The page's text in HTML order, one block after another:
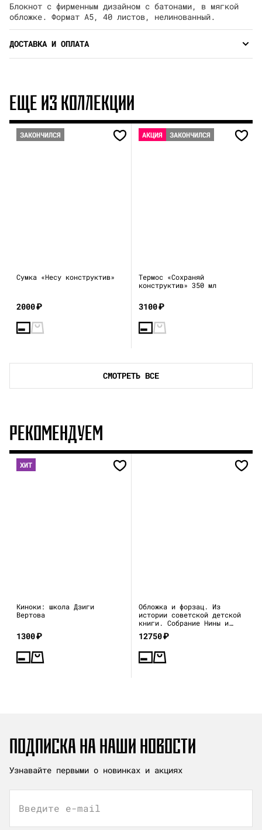
Блокнот с фирменным дизайном с батонами, в мягкой
обложке. Формат А5, 40 листов, нелинованный.
ДОСТАВКА И ОПЛАТА
ЕЩЕ ИЗ КОЛЛЕКЦИИ
ЗАКОНЧИЛСЯ
Сумка «Несу конструктив»
2000₽
АКЦИЯ ЗАКОНЧИЛСЯ
Термос «Сохраняй
конструктив» 350 мл
3100₽
СМОТРЕТЬ ВСЕ
РЕКОМЕНДУЕМ
ХИТ
Киноки: школа Дзиги
Вертова
1300₽
Обложка и форзац. Из
истории советской детской
книги. Собрание Нины и
Вадима Гинзбург
12750₽
ПОДПИСКА НА НАШИ НОВОСТИ
Узнавайте первыми о новинках и акциях
Введите e-mail